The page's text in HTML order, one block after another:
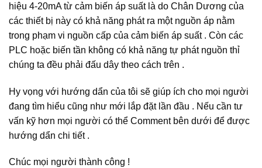
hiệu 4-20mA từ cảm biến áp suất là do Chân Dương của
các thiết bị này có khả năng phát ra một nguồn áp nằm
trong phạm vi nguồn cấp của cảm biến áp suất . Còn các
PLC hoặc biến tần không có khả năng tự phát nguồn thỉ
chúng ta đều phải đấu dây theo cách trên .
Hy vọng với hướng dẩn của tôi sẽ giúp ích cho mọi người
đang tìm hiểu cũng như mới lắp đặt lần đầu . Nếu cần tư
vấn kỹ hơn mọi người có thể Comment bên dưới để được
hướng dẩn chi tiết .
Chúc mọi người thành công !